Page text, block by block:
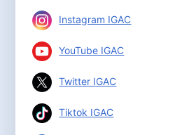
Instagram IGAC
YouTube IGAC
Twitter IGAC
Tiktok IGAC